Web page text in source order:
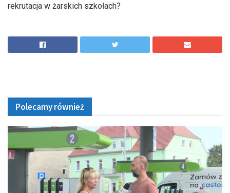
rekrutacja w żarskich szkołach?
Polecamy również